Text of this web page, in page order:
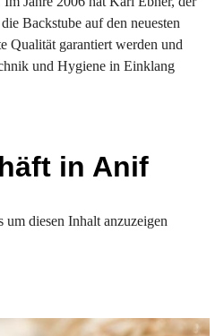
Backstube auf den neuesten
Qualität garantiert werden und
und Hygiene in Einklang
in Anif
diesen Inhalt anzuzeigen